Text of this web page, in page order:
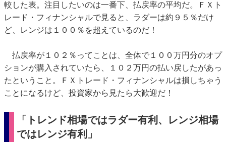
較した表。注目したいのは一番下、払戻率の平均だ。ＦＸト
レード・フィナンシャルで見ると、ラダーは約９５％だけ
ど、レンジは１００％を超えているのだ！
払戻率が１０２％ってことは、全体で１００万円分のオプ
ションが購入されていたら、１０２万円の払い戻したがあっ
たということ。ＦＸトレード・フィナンシャルは損しちゃう
ことになるけど、投資家から見たら大歓迎だ！
「トレンド相場ではラダー有利、レンジ相場
ではレンジ有利」